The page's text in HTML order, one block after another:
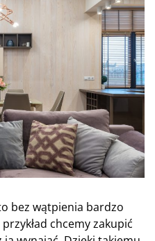
bez wątpienia bardzo
chcemy zakupić